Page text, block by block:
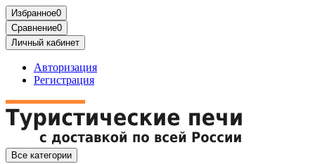
Избранное0
Сравнение0
Личный кабинет
Авторизация
Регистрация
Все категории